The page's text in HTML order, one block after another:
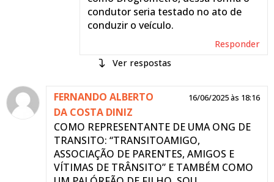
condutor seria testado no ato de
conduzir o veículo.
Responder
respostas
Fernando
Pedrosa
16/06/2025 às
Exame toxicológico é uma
iniciativa de prevenção,
feito antes da emissão/
renovação da CNH.
FERNANDO ALBERTO
DA COSTA DINIZ
16/06/2025 às 18:16
COMO REPRESENTANTE DE UMA ONG DE
TRANSITO: “TRANSITOAMIGO,
ASSOCIAÇÃO DE PARENTES, AMIGOS E
VÍTIMAS DE TRÂNSITO” E TAMBÉM COMO